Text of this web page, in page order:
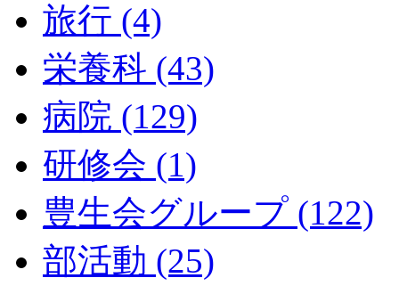
旅行 (4)
栄養科 (43)
病院 (129)
研修会 (1)
豊生会グループ (122)
部活動 (25)